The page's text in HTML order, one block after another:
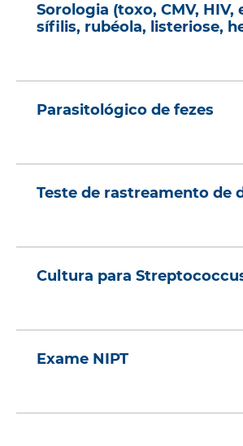
Sorologia (toxo, CMV, HIV,
sífilis, rubéola, listeriose,
Parasitológico de fezes
Teste de rastreamento de
Cultura para
Exame NIPT